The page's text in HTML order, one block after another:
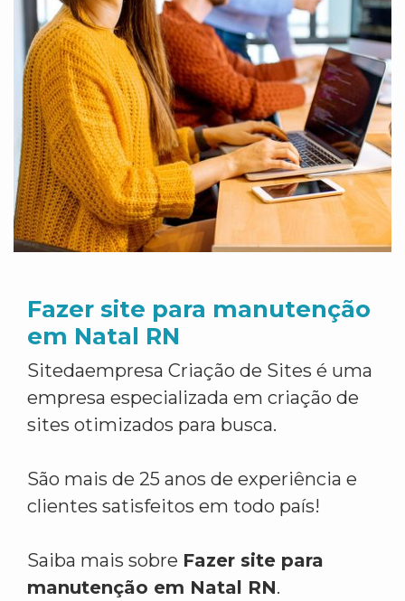
Fazer site para manutenção
em Natal RN
Sitedaempresa Criação de Sites é uma
empresa especializada em criação de
sites otimizados para busca.
São mais de 25 anos de experiência e
clientes satisfeitos em todo país!
Saiba mais sobre Fazer site para
manutenção em Natal RN.